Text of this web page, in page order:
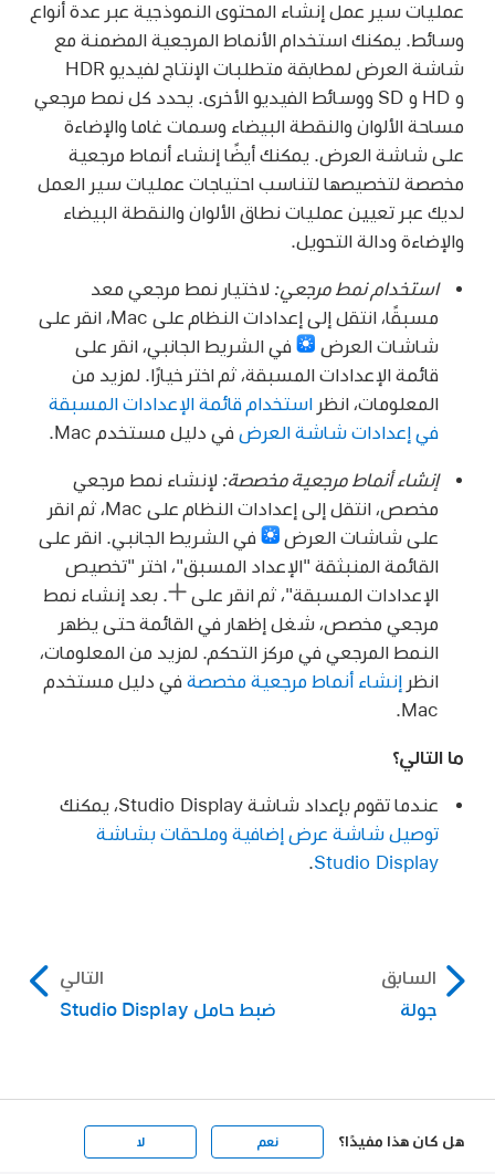
عمليات سير عمل إنشاء المحتوى النموذجية عبر عدة أنواع
وسائط. يمكنك استخدام الأنماط المرجعية المضمنة مع
شاشة العرض لمطابقة متطلبات الإنتاج لفيديو HDR
و HD و SD ووسائط الفيديو الأخرى. يحدد كل نمط مرجعي
مساحة الألوان والنقطة البيضاء وسمات غاما والإضاءة
على شاشة العرض. يمكنك أيضًا إنشاء أنماط مرجعية
مخصصة لتخصيصها لتناسب احتياجات عمليات سير العمل
لديك عبر تعيين عمليات نطاق الألوان والنقطة البيضاء
والإضاءة ودالة التحويل.
استخدام نمط مرجعي: لاختيار نمط مرجعي معد
مسبقًا، انتقل إلى إعدادات النظام على Mac، انقر على
شاشات العرض
في الشريط الجانبي، انقر على
قائمة الإعدادات المسبقة، ثم اختر خيارًا. لمزيد من
المعلومات، انظراستخدام قائمة الإعدادات المسبقة
في إعدادات شاشة العرض في دليل مستخدم Mac.
إنشاء أنماط مرجعية مخصصة: لإنشاء نمط مرجعي
مخصص، انتقل إلى إعدادات النظام على Mac، ثم انقر
على شاشات العرض
في الشريط الجانبي. انقر على
القائمة المنبثقة "الإعداد المسبق"، اختر "تخصيص
الإعدادات المسبقة"، ثم انقر على
. بعد إنشاء نمط
مرجعي مخصص، شغل إظهار في القائمة حتى يظهر
النمط المرجعي في مركز التحكم. لمزيد من المعلومات،
انظرإنشاء أنماط مرجعية مخصصة في دليل مستخدم
Mac.
ما التالي؟
عندما تقوم بإعداد شاشة Studio Display، يمكنك
توصيل شاشة عرض إضافية وملحقات بشاشة
Studio Display
السابق
جولة
التالي
ضبط حامل Studio Display
هل كان هذا مفيدًا؟ نعم لا